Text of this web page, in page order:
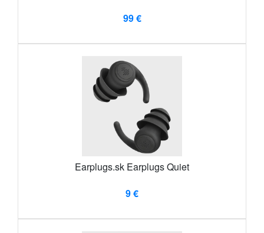
99 €
Earplugs.sk Earplugs Quiet
9 €